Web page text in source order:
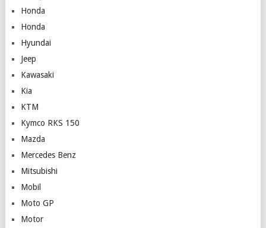
Honda
Honda
Hyundai
Jeep
Kawasaki
Kia
KTM
Kymco RKS 150
Mazda
Mercedes Benz
Mitsubishi
Mobil
Moto GP
Motor